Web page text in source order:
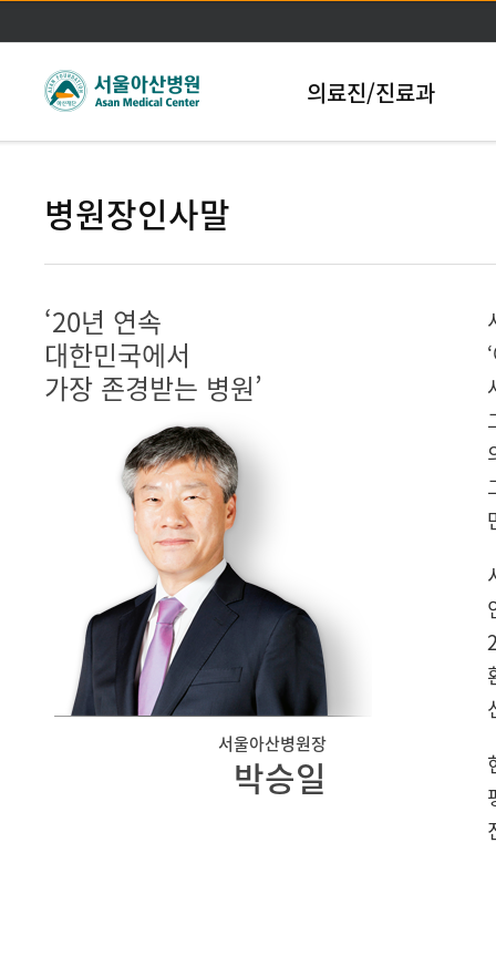
본문바로가기
의료진/진료과
병원장인사말
‘20년 연속
대한민국에서
가장 존경받는 병원’
서울아산병원장
박승일